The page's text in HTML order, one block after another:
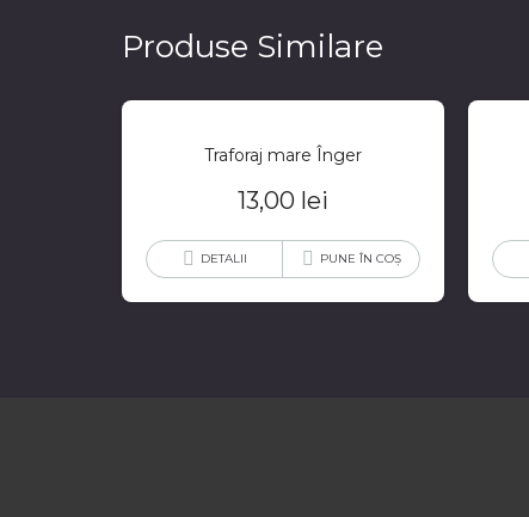
Produse Similare
Traforaj mare Înger
13,00 lei
DETALII PUNE ÎN COȘ